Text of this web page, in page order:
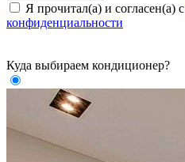
Я прочитал(а) и согласен(а) с
конфиденциальности
Куда выбираем кондиционер?